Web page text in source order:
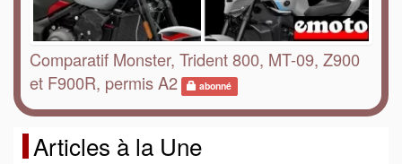
Comparatif Monster, Trident 800, MT-09, Z900
et F900R, permis A2
abonné
Articles à la Une